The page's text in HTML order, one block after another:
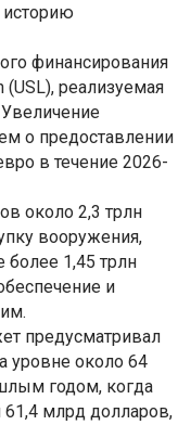
финансирования
(USL), реализуемая
о предоставлении
в течение 2026-
около 2,3 трлн
вооружения,
более 1,45 трлн
и
предусматривал
уровне около 64
годом, когда
61,4 млрд долларов,